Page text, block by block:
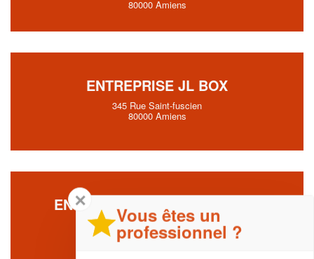
80000 Amiens
ENTREPRISE JL BOX
345 Rue Saint-fuscien
80000 Amiens
ENTREPRISE BC LOC 80 (SAS)
Chemin De Vauvoix
80080 Amiens
✕
Vous êtes un
professionnel ?